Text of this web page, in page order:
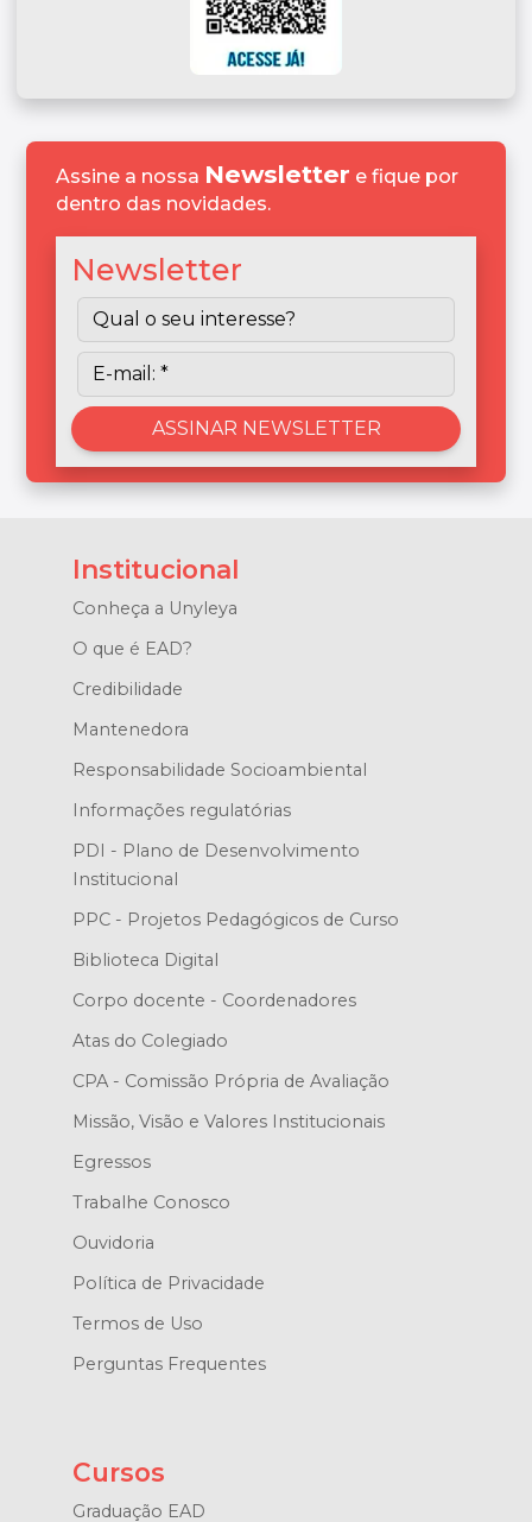
Assine a nossa Newsletter e fique por
dentro das novidades.
Newsletter
Institucional
Conheça a Unyleya
O que é EAD?
Credibilidade
Mantenedora
Responsabilidade Socioambiental
Informações regulatórias
PDI - Plano de Desenvolvimento
Institucional
PPC - Projetos Pedagógicos de Curso
Biblioteca Digital
Corpo docente - Coordenadores
Atas do Colegiado
CPA - Comissão Própria de Avaliação
Missão, Visão e Valores Institucionais
Egressos
Trabalhe Conosco
Ouvidoria
Política de Privacidade
Termos de Uso
Perguntas Frequentes
Cursos
Graduação EAD